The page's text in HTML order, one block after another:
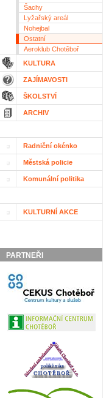
Šachy
Lyžařský areál
Nohejbal
Ostatní
Aeroklub Chotěboř
KULTURA
ZAJÍMAVOSTI
ŠKOLSTVÍ
ARCHIV
Radniční okénko
Městská policie
Komunální politika
KULTURNÍ AKCE
PARTNEŘI